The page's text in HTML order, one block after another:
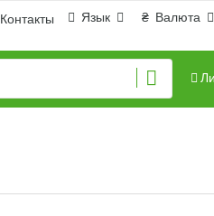
₴ Валюта
Язык
Контакты